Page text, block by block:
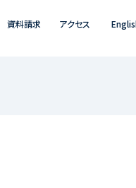
資料請求 アクセス